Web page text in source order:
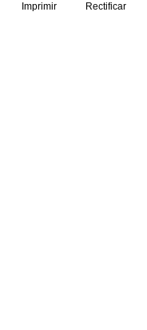
Imprimir Rectificar